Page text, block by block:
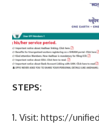
STEPS:
1. Visit: https://